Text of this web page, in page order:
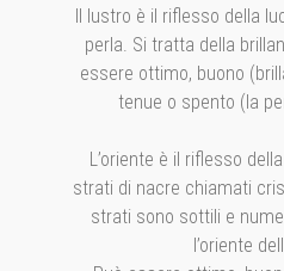
Il lustro è il riflesso della
perla. Si tratta della
essere ottimo, buono
tenue o spento (la
L’oriente è il riflesso
strati di nacre chiamati
strati sono sottili e
l’oriente